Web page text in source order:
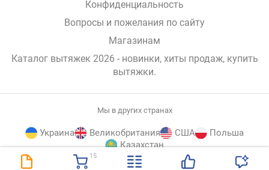
15
Конфиденциальность
Вопросы и пожелания по сайту
Магазинам
Каталог вытяжек 2026 - новинки, хиты продаж, купить
вытяжки.
Мы в других странах
Украина Великобритания США
Польша
Казахстан